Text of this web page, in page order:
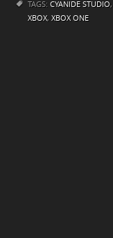
TAGS: CYANIDE STUDIO,
XBOX, XBOX ONE